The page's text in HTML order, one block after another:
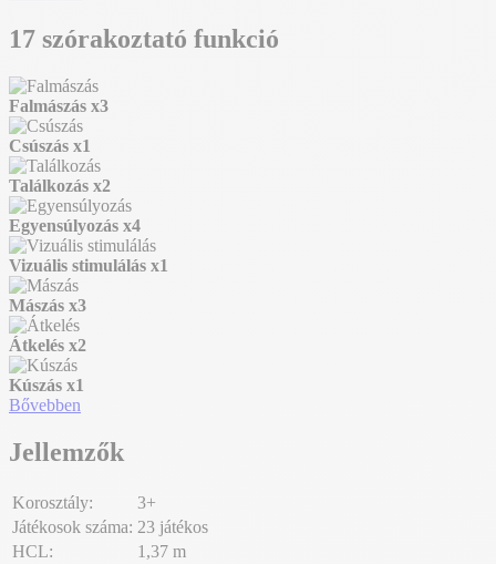
17 szórakoztató funkció
Falmászás x3
Csúszás x1
Találkozás x2
Egyensúlyozás x4
Vizuális stimulálás x1
Mászás x3
Átkelés x2
Kúszás x1
Bővebben
Jellemzők
Korosztály:
3+
Játékosok száma: 23 játékos
HCL:
1,37 m